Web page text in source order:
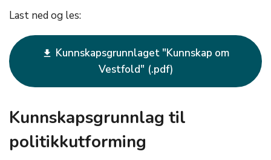
Last ned og les:
get_app Kunnskapsgrunnlaget "Kunnskap om
Vestfold"
Kunnskapsgrunnlag til
politikkutforming